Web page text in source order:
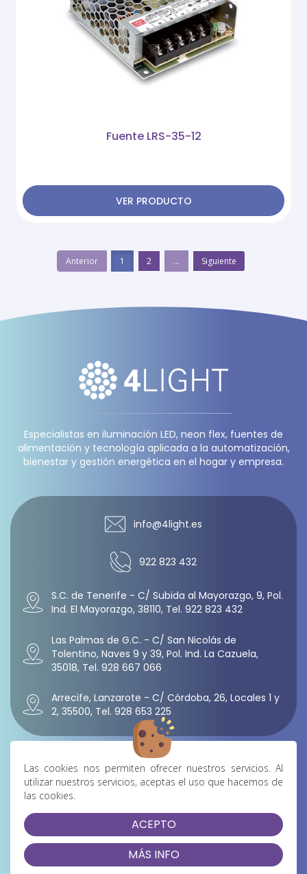
Las cookies nos permiten ofrecer nuestros servicios. Al
utilizar nuestros servicios, aceptas el uso que hacemos de
las cookies.
ACEPTO
MÁS INFO
Fuente LRS-35-12
VER PRODUCTO
Anterior 1 2 ... Siguiente
Especialistas en iluminación LED, neon flex, fuentes de
alimentación y tecnología aplicada a la automatización,
bienestar y gestión energética en el hogar y empresa.
info@4light.es
922 823 432
S.C. de Tenerife - C/ Subida al Mayorazgo, 9, Pol.
Ind. El Mayorazgo, 38110, Tel. 922 823 432
Las Palmas de G.C. - C/ San Nicolás de
Tolentino, Naves 9 y 39, Pol. Ind. La Cazuela,
35018, Tel. 928 667 066
Arrecife, Lanzarote - C/ Córdoba, 26, Locales 1 y
2, 35500, Tel. 928 653 225
Aviso Legal Política de Privacidad|
Condiciones de
Venta